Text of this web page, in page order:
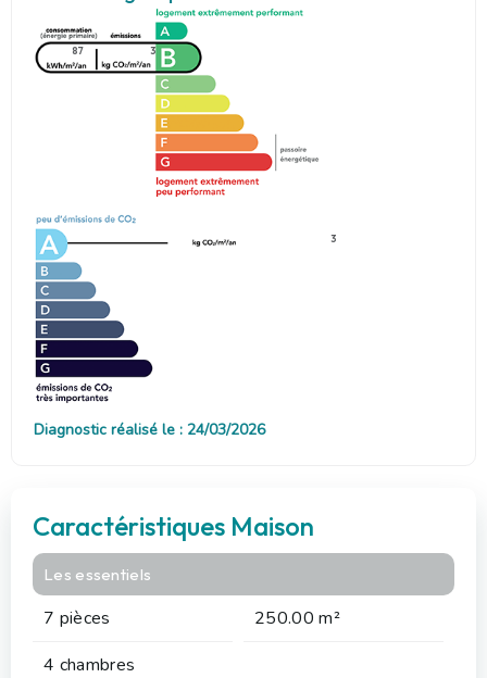
87 3
3
Diagnostic réalisé le : 24/03/2026
Caractéristiques Maison
Les essentiels
7 pièces
250.00 m²
4 chambres